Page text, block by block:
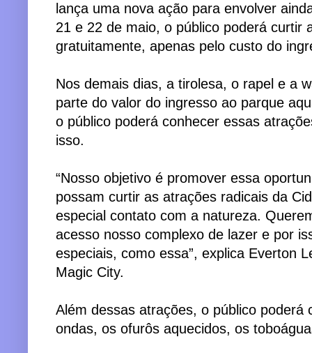
lança uma nova ação para envolver
21 e 22 de maio, o público poderá curtir
gratuitamente, apenas pelo custo do
Nos demais dias, a tirolesa, o rapel e a
parte do valor do ingresso ao parque
o público poderá conhecer essas
isso.
“Nosso objetivo é promover essa
possam curtir as atrações radicais da
especial contato com a natureza.
acesso nosso complexo de lazer e por
especiais, como essa”, explica Everton
Magic City.
Além dessas atrações, o público poderá
ondas, os ofurôs aquecidos, os